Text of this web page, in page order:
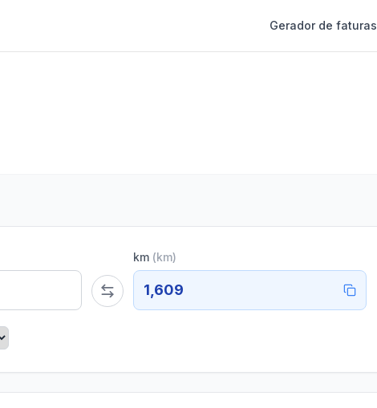
Gerador de faturas
km (km)
1,609